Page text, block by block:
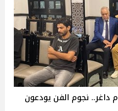
نجوم الفن يودعون